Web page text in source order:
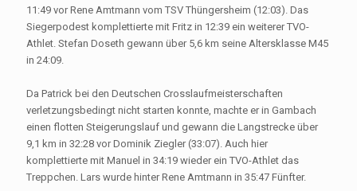
11:49 vor Rene Amtmann vom TSV Thüngersheim (12:03). Das
Siegerpodest komplettierte mit Fritz in 12:39 ein weiterer TVO-
Athlet. Stefan Doseth gewann über 5,6 km seine Altersklasse M45
in 24:09.
Da Patrick bei den Deutschen Crosslaufmeisterschaften
verletzungsbedingt nicht starten konnte, machte er in Gambach
einen flotten Steigerungslauf und gewann die Langstrecke über
9,1 km in 32:28 vor Dominik Ziegler (33:07). Auch hier
komplettierte mit Manuel in 34:19 wieder ein TVO-Athlet das
Treppchen. Lars wurde hinter Rene Amtmann in 35:47 Fünfter.